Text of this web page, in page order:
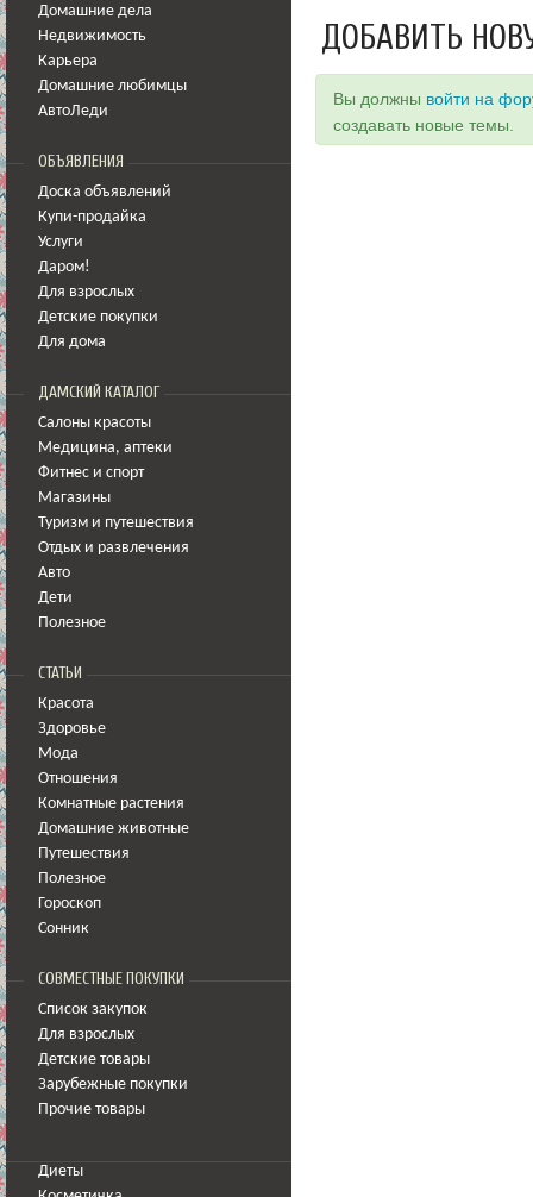
Домашние дела
Недвижимость
Карьера
Домашние любимцы
АвтоЛеди
ОБЪЯВЛЕНИЯ
Доска объявлений
Купи-продайка
Услуги
Даром!
Для взрослых
Детские покупки
Для дома
ДАМСКИЙ КАТАЛОГ
Салоны красоты
Медицина, аптеки
Фитнес и спорт
Магазины
Туризм и путешествия
Отдых и развлечения
Авто
Дети
Полезное
СТАТЬИ
Красота
Здоровье
Мода
Отношения
Комнатные растения
Домашние животные
Путешествия
Полезное
Гороскоп
Сонник
СОВМЕСТНЫЕ ПОКУПКИ
Список закупок
Для взрослых
Детские товары
Зарубежные покупки
Прочие товары
Диеты
ДОБАВИТЬ
Вы должны войти на
создавать новые темы.